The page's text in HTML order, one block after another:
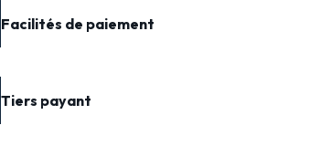
Facilités de paiement
Tiers payant